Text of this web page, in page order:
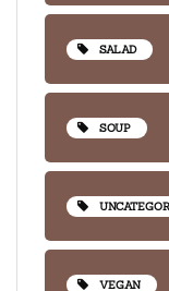
SALAD
SOUP
VEGAN